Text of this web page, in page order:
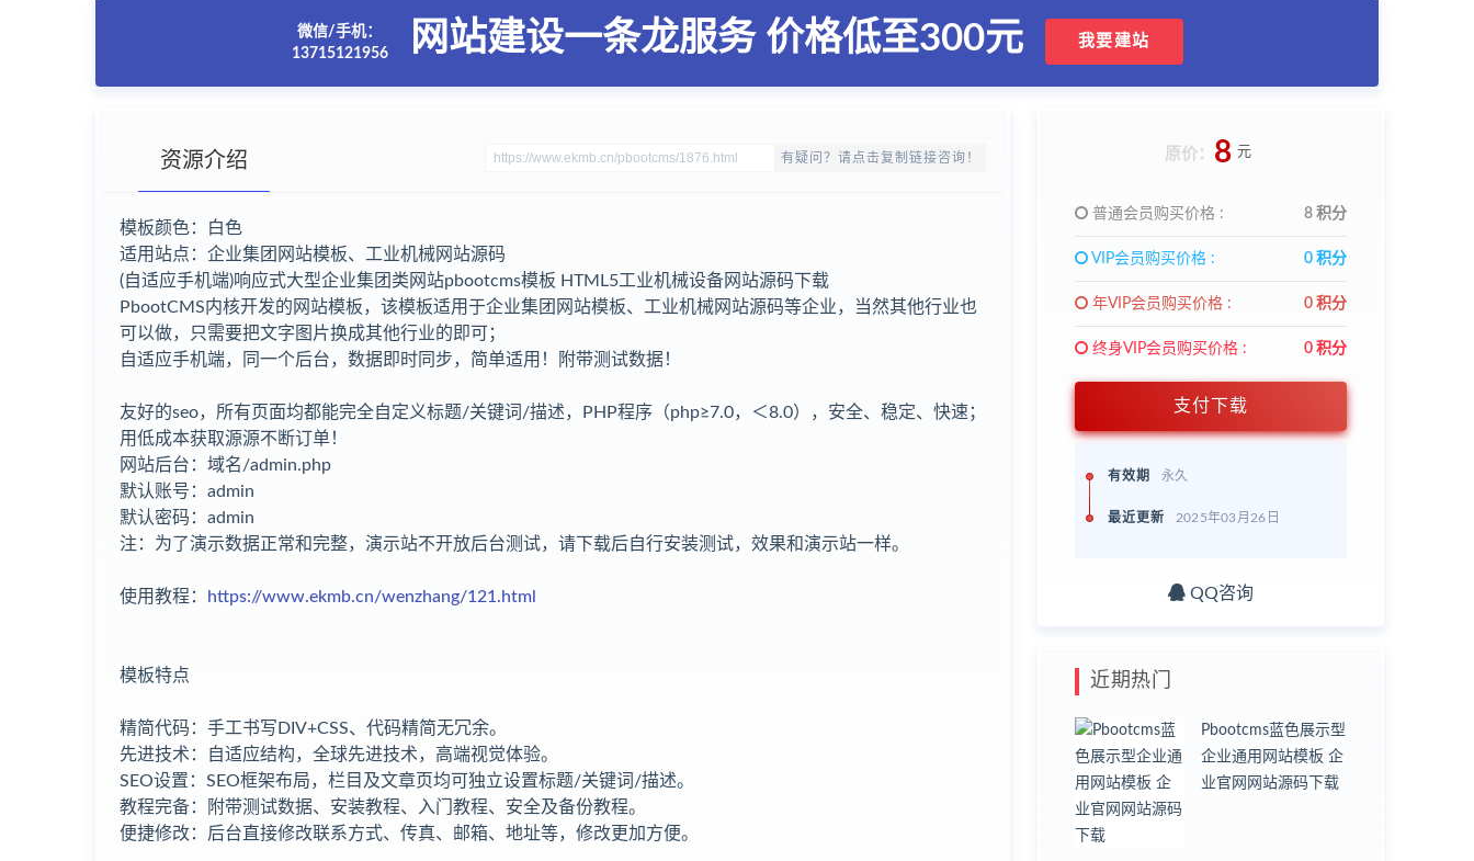
微信/手机：
13715121956
网站建设一条龙服务 价格低至300元 我要建站
资源介绍 有疑问？请点击复制链接咨询！
模板颜色：白色
适用站点：企业集团网站模板、工业机械网站源码
(自适应手机端)响应式大型企业集团类网站pbootcms模板 HTML5工业机械设备网站源码下载
PbootCMS内核开发的网站模板，该模板适用于企业集团网站模板、工业机械网站源码等企业，当然其他行业也
可以做，只需要把文字图片换成其他行业的即可；
自适应手机端，同一个后台，数据即时同步，简单适用！附带测试数据！
友好的seo，所有页面均都能完全自定义标题/关键词/描述，PHP程序（php≥7.0，＜8.0），安全、稳定、快速；
用低成本获取源源不断订单！
网站后台：域名/admin.php
默认账号：admin
默认密码：admin
注：为了演示数据正常和完整，演示站不开放后台测试，请下载后自行安装测试，效果和演示站一样。
使用教程： https://www.ekmb.cn/wenzhang/121.html
模板特点
精简代码：手工书写DIV+CSS、代码精简无冗余。
先进技术：自适应结构，全球先进技术，高端视觉体验。
SEO设置：SEO框架布局，栏目及文章页均可独立设置标题/关键词/描述。
教程完备：附带测试数据、安装教程、入门教程、安全及备份教程。
便捷修改：后台直接修改联系方式、传真、邮箱、地址等，修改更加方便。
原价： 8 元
普通会员购买价格 : 8 积分
VIP会员购买价格 : 0 积分
年VIP会员购买价格 : 0 积分
终身VIP会员购买价格 : 0 积分
支付下载
有效期 永久
最近更新 2025年03月26日
QQ咨询
近期热门
Pbootcms蓝色展示型
企业通用网站模板 企
业官网网站源码下载